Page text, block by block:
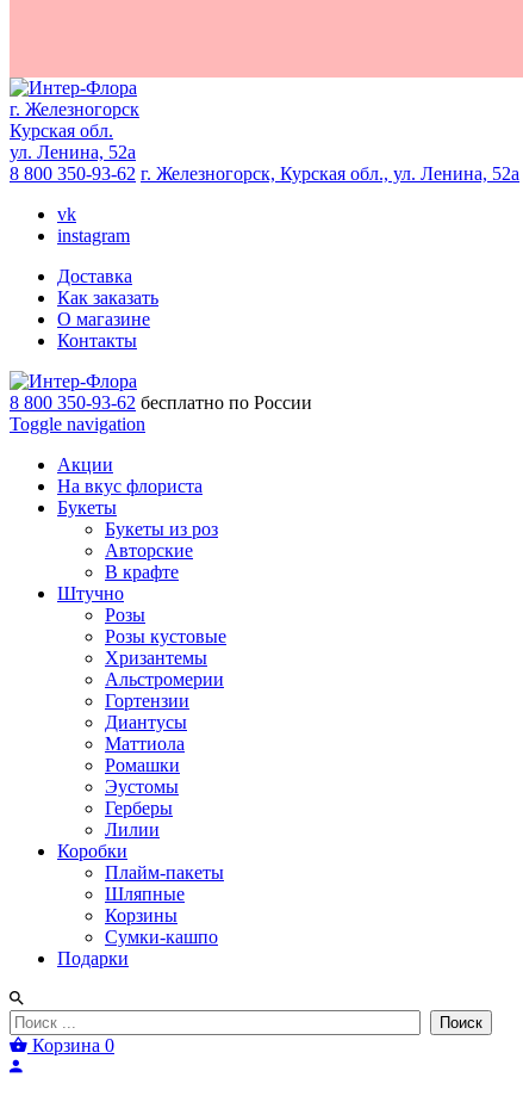
г. Железногорск
Курская обл.
ул. Ленина, 52а
8 800 350-93-62 г. Железногорск, Курская обл., ул. Ленина, 52а
vk
instagram
Доставка
Как заказать
О магазине
Контакты
8 800 350-93-62 бесплатно по России
Toggle navigation
Акции
На вкус флориста
Букеты
Букеты из роз
Авторские
В крафте
Штучно
Розы
Розы кустовые
Хризантемы
Альстромерии
Гортензии
Диантусы
Маттиола
Ромашки
Эустомы
Герберы
Лилии
Коробки
Плайм-пакеты
Шляпные
Корзины
Сумки-кашпо
Подарки
Поиск
Корзина 0